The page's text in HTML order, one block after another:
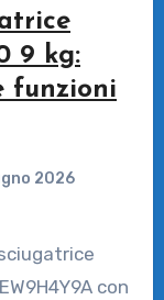
9 kg:
funzioni
2026
con